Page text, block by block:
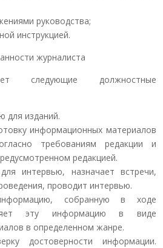
руководства;
инструкцией.
журналиста
следующие должностные
для изданий.
информационных материалов
требованиям редакции и
редакцией.
интервью, назначает встречи,
проводит интервью.
собранную в ходе
эту информацию в виде
в определенном жанре.
достоверности информации.